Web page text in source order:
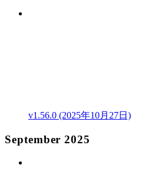
v1.56.0 (2025年10月27日)
September 2025